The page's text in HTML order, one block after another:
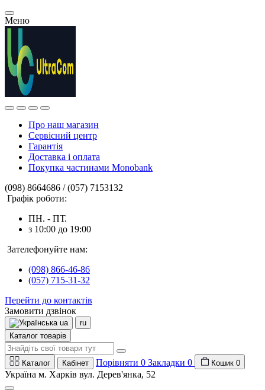
Меню
Про наш магазин
Сервісний центр
Гарантія
Доставка і оплата
Покупка частинами Monobank
(098) 8664686 / (057) 7153132
Графік роботи:
ПН. - ПТ.
з 10:00 до 19:00
Зателефонуйте нам:
(098) 866-46-86
(057) 715-31-32
Перейти до контактів
Замовити дзвінок
ua
ru
Каталог товарів
Каталог Кабінет Порівняти 0 Закладки 0 Кошик 0
Україна м. Харків вул. Дерев'янка, 52